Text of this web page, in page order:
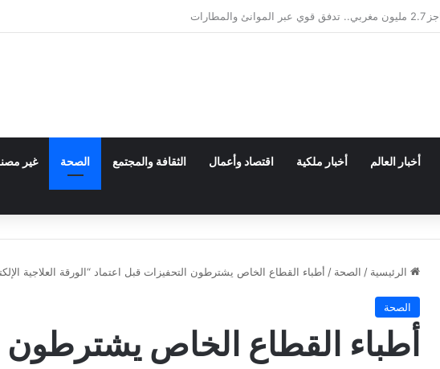
مهنيون يطالبون بدعم رابع قبل الانهيار
أخبار العالم أخبار ملكية اقتصاد وأعمال الثقافة والمجتمع الصحة غير
الرئيسية / الصحة / أطباء القطاع الخاص يشترطون التحفيزات قبل اعتماد “الورقة العلاجية
الصحة
أطباء القطاع الخاص يشترطون